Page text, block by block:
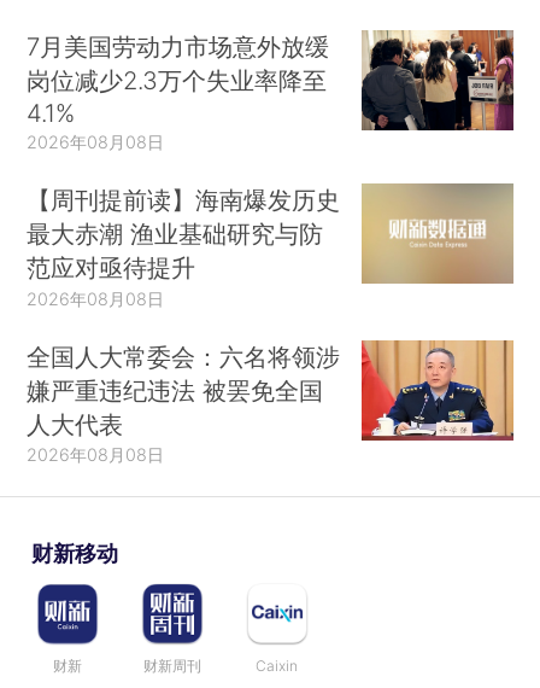
7月美国劳动力市场意外放缓
岗位减少2.3万个失业率降至
4.1%
2026年08月08日
【周刊提前读】海南爆发历史
最大赤潮 渔业基础研究与防
范应对亟待提升
2026年08月08日
全国人大常委会：六名将领涉
嫌严重违纪违法 被罢免全国
人大代表
2026年08月08日
财新移动
财新 财新周刊 Caixin